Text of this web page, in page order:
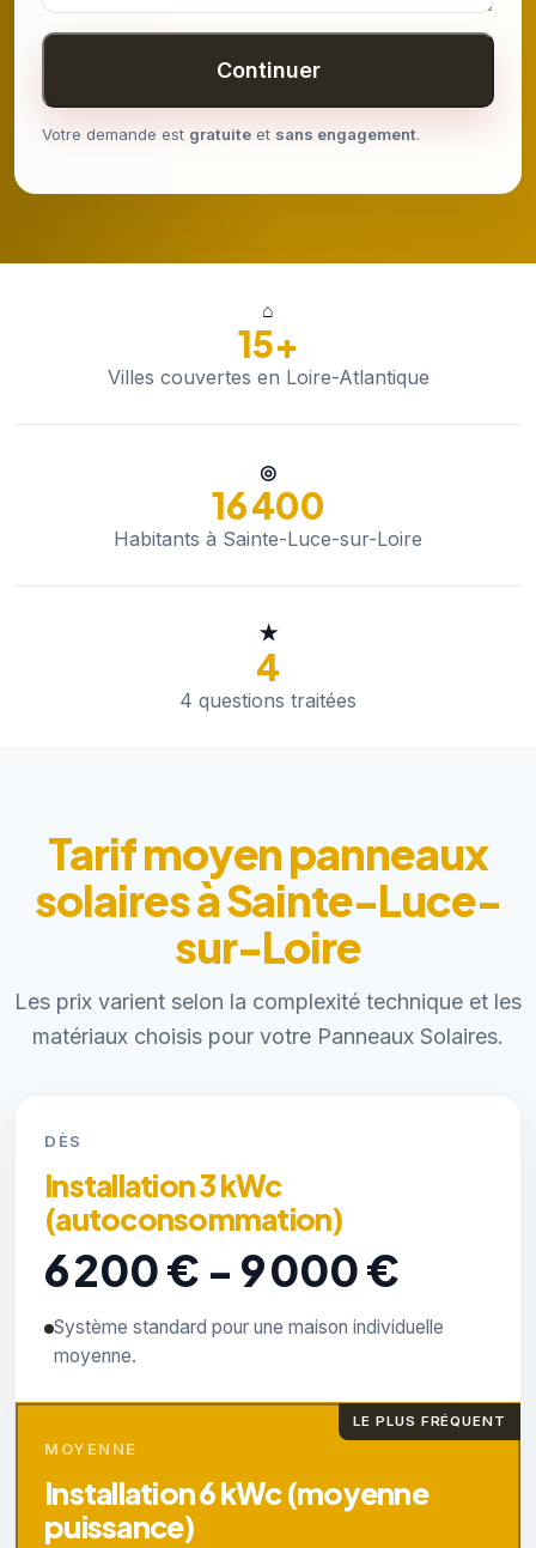
Continuer
Votre demande est gratuite et sans engagement.
⌂
15+
Villes couvertes en Loire-Atlantique
◎
16 400
Habitants à Sainte-Luce-sur-Loire
★
4
4 questions traitées
Tarif moyen panneaux
solaires à Sainte-Luce-
sur-Loire
Les prix varient selon la complexité technique et les
matériaux choisis pour votre Panneaux Solaires.
DÈS
Installation 3 kWc
(autoconsommation)
6 200 € - 9 000 €
Système standard pour une maison individuelle
moyenne.
LE PLUS FRÉQUENT
MOYENNE
Installation 6 kWc (moyenne
puissance)